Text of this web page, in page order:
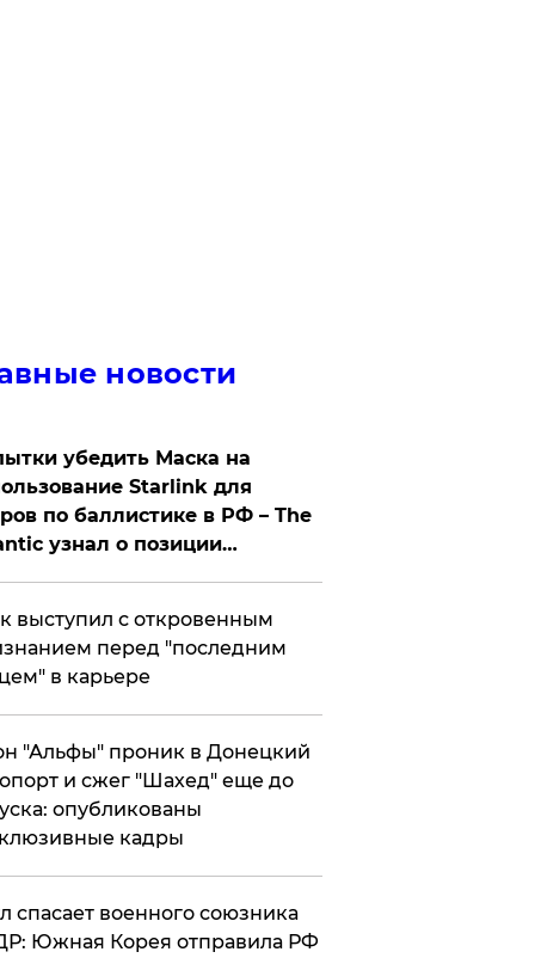
новости
убедить Маска на
Starlink для
по баллистике в РФ – The
узнал о позиции
выступил с откровенным
перед "последним
в карьере
"Альфы" проник в Донецкий
и сжег "Шахед" еще до
опубликованы
кадры
спасает военного союзника
Южная Корея отправила РФ